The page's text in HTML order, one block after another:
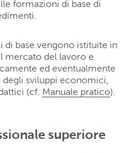
formazioni di base di
di base vengono istituite in
mercato del lavoro e
ed eventualmente
sviluppi economici,
(cf. Manuale pratico).
superiore